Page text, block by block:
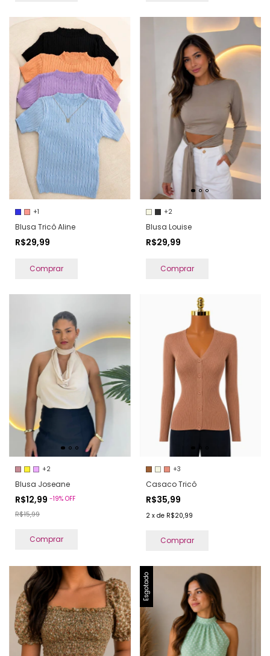
+1
Blusa Tricô Aline
R$29,99
Comprar
+2
Blusa Louise
R$29,99
Comprar
+2
Blusa Joseane
R$12,99 -19% OFF
R$15,99
Comprar
+3
Casaco Tricô
R$35,99
2 x de R$20,99
Comprar
Esgotado